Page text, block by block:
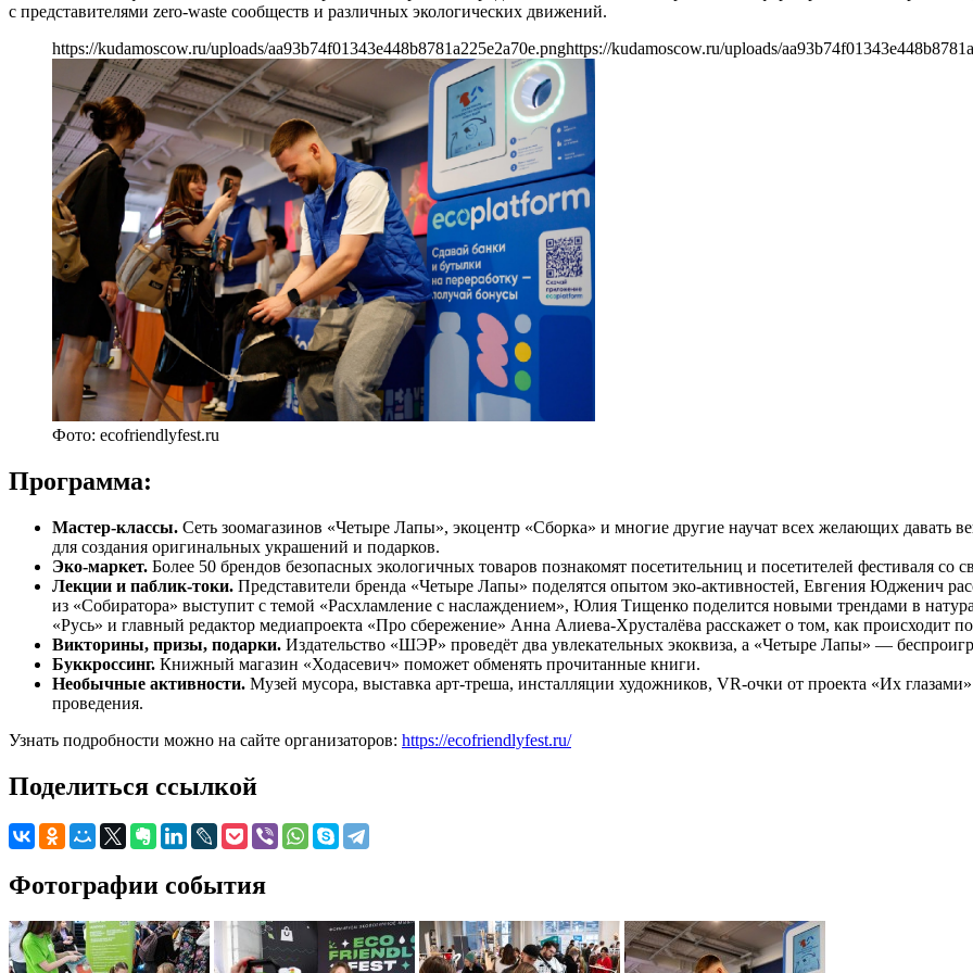
с представителями zero-waste сообществ и различных экологических движений.
https://kudamoscow.ru/uploads/aa93b74f01343e448b8781a225e2a70e.pnghttps://kudamoscow.ru/uploads/
Фото: ecofriendlyfest.ru
Программа:
Мастер-классы. Сеть зоомагазинов «Четыре Лапы», экоцентр «Сборка» и многие другие научат всех желающих давать
для создания оригинальных украшений и подарков.
Эко-маркет. Более 50 брендов безопасных экологичных товаров познакомят посетительниц и посетителей фестиваля со
Лекции и паблик-токи. Представители бренда «Четыре Лапы» поделятся опытом эко-активностей, Евгения Юдженич
из «Собиратора» выступит с темой «Расхламление с наслаждением», Юлия Тищенко поделится новыми трендами в
«Русь» и главный редактор медиапроекта «Про сбережение» Анна Алиева-Хрусталёва расскажет о том, как происходит
Викторины, призы, подарки. Издательство «ШЭР» проведёт два увлекательных экоквиза, а «Четыре Лапы» —
Буккроссинг. Книжный магазин «Ходасевич» поможет обменять прочитанные книги.
Необычные активности. Музей мусора, выставка арт-треша, инсталляции художников, VR-очки от проекта «Их
проведения.
Узнать подробности можно на сайте организаторов: https://ecofriendlyfest.ru/
Поделиться ссылкой
Фотографии события